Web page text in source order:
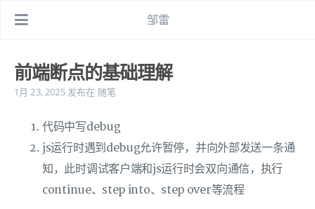
邹雷
前端断点的基础理解
1月 23, 2025 发布在 随笔
代码中写debug
js运行时遇到debug允许暂停，并向外部发送一条通
知，此时调试客户端和js运行时会双向通信，执行
continue、step into、step over等流程